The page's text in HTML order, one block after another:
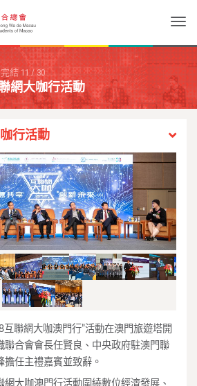
結 11/30
網大咖行活動
行活動
Next
互聯網大咖澳門行”活動在澳門旅遊塔開
聯合會會長任賢良、中央政府駐澳門聯
任主禮嘉賓並致辭。
大咖澳門行活動圍繞數位經濟發展、